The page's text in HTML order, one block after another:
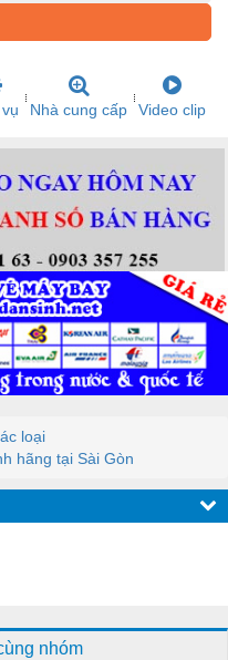
Nhà cung cấp Video clip
loại
hãng tại Sài Gòn
nhóm